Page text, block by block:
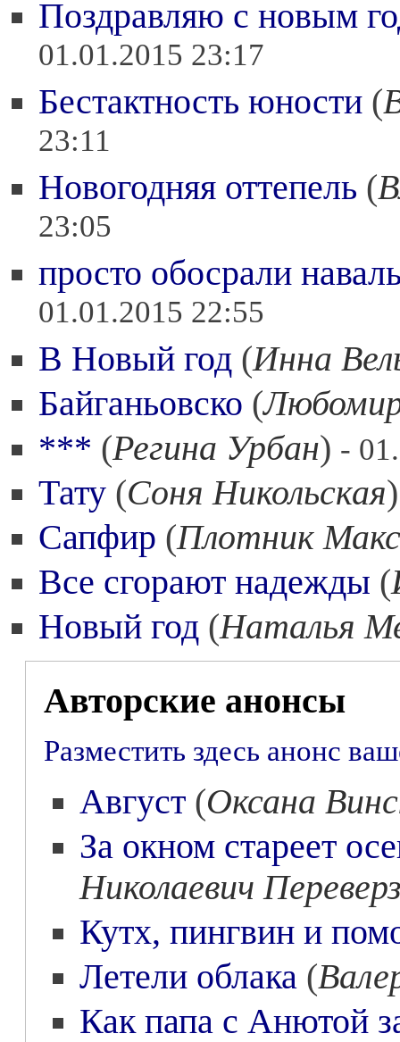
Поздравляю с новым
01.01.2015 23:17
Бестактность юности (
23:11
Новогодняя оттепель (
23:05
просто обосрали
01.01.2015 22:55
В Новый год (Инна
Байганьовско (
*** (Регина Урбан) -
Тату (Соня Никольская
Сапфир (Плотник
Все сгорают надежды (
Новый год (Наталья
Авторские анонсы
Разместить здесь анонс
Август (Оксана
За окном стареет
Николаевич
Кутх, пингвин и
Летели облака (
Как папа с Анютой